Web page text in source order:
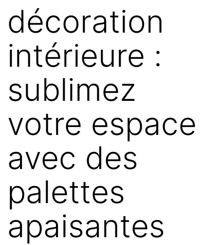
décoration
intérieure :
sublimez
votre espace
avec des
palettes
apaisantes